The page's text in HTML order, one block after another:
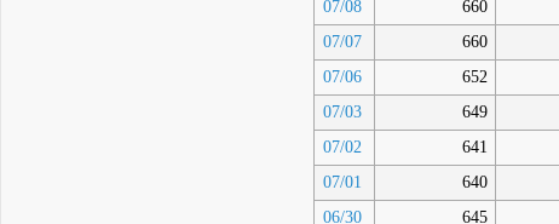
07/08
660
07/07
660
07/06
652
07/03
649
07/02
641
07/01
640
06/30
645